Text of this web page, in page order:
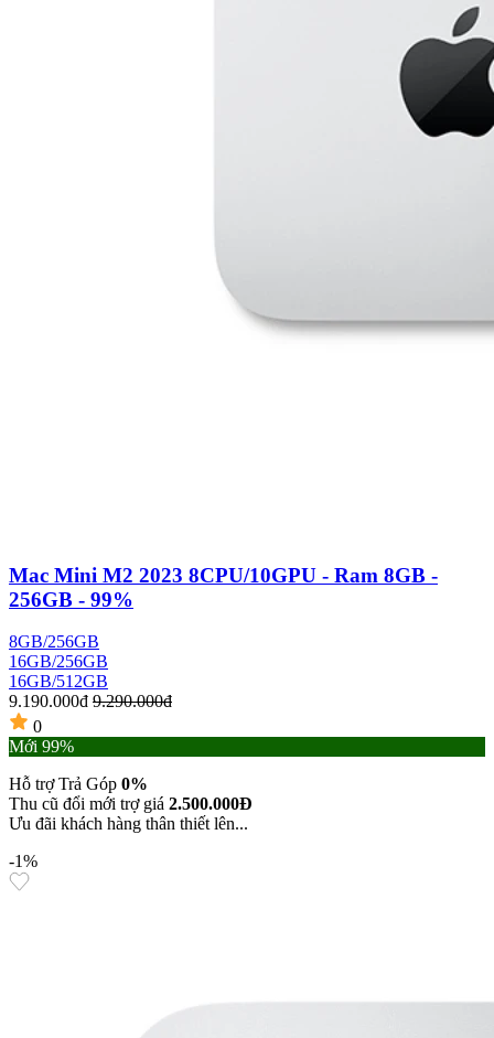
Mac Mini M2 2023 8CPU/10GPU - Ram 8GB -
256GB - 99%
8GB/256GB
16GB/256GB
16GB/512GB
9.190.000đ 9.290.000đ
0
Mới 99%
Hỗ trợ Trả Góp 0%
Thu cũ đổi mới trợ giá 2.500.000Đ
Ưu đãi khách hàng thân thiết lên...
-1%